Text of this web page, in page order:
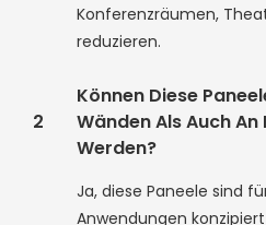
Konferenzräumen,
reduzieren.
2
Können Diese
Wänden Als Auch
Werden?
Ja, diese Paneele sind
Anwendungen